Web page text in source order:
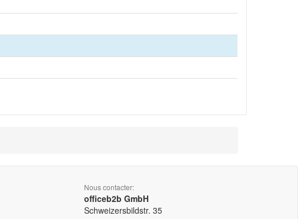
Nous contacter:
officeb2b GmbH
Schweizersbildstr. 35